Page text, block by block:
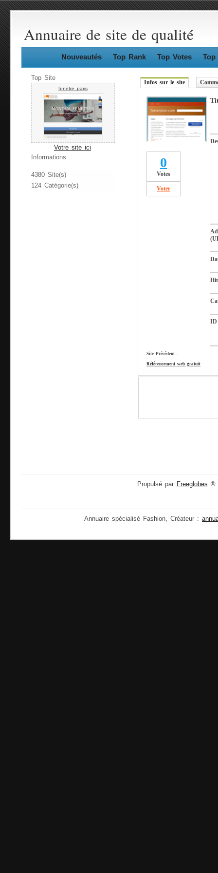
Annuaire de site de qualité
Nouveautés Top Rank Top Votes Top
Top Site
fenetre paris
Votre site ici
Informations
4380 Site(s)
124 Catégorie(s)
Infos sur le site
0
Votes
Voter
ID
Site Précédent :
Référencement web gratuit
Propulsé par Freeglobes ®
Annuaire spécialisé Fashion, Créateur :